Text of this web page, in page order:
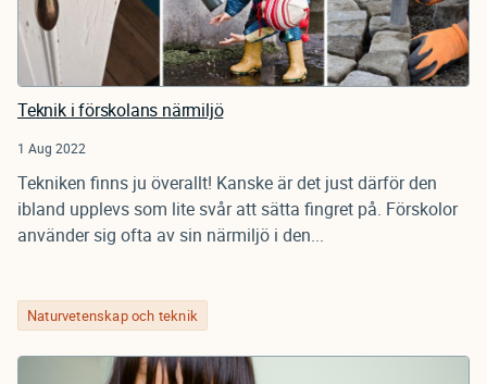
Teknik i förskolans närmiljö
1 Aug 2022
Tekniken finns ju överallt! Kanske är det just därför den
ibland upplevs som lite svår att sätta fingret på. Förskolor
använder sig ofta av sin närmiljö i den...
Naturvetenskap och teknik